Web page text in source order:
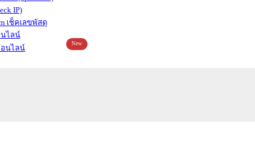
IP)
เช็คเลขพัสดุ
ไลน์
นไลน์
New